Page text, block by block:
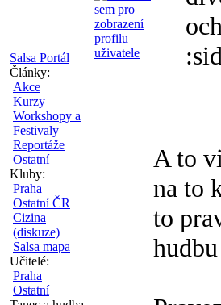
Salsa Portál
Články:
Akce
Kurzy
Workshopy a
Festivaly
Reportáže
Ostatní
Kluby:
Praha
Ostatní ČR
Cizina
(diskuze)
Salsa mapa
Učitelé:
Praha
Ostatní
A to
na to
to